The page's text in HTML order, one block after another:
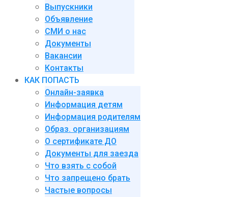
Выпускники
Объявление
СМИ о нас
Документы
Вакансии
Контакты
КАК ПОПАСТЬ
Онлайн-заявка
Информация детям
Информация родителям
Образ. организациям
О сертификате ДО
Документы для заезда
Что взять с собой
Что запрещено брать
Частые вопросы